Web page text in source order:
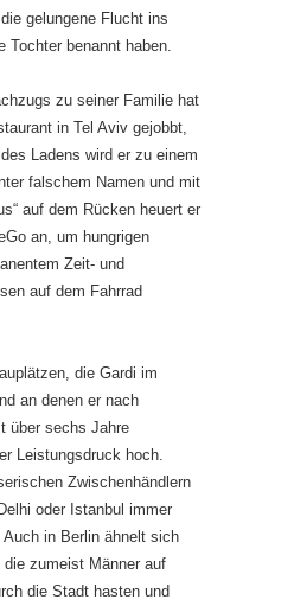
gelungene Flucht ins
Tochter benannt haben.
zu seiner Familie hat
in Tel Aviv gejobbt,
Ladens wird er zu einem
falschem Namen und mit
auf dem Rücken heuert er
an, um hungrigen
Zeit- und
auf dem Fahrrad
die Gardi im
an denen er nach
über sechs Jahre
Leistungsdruck hoch.
Zwischenhändlern
oder Istanbul immer
in Berlin ähnelt sich
zumeist Männer auf
die Stadt hasten und